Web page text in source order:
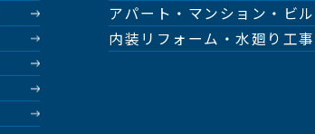
アパート・マンション・ビル
内装リフォーム・水廻り工事